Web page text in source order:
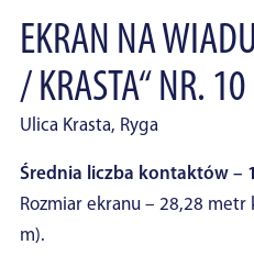
EKRAN NA
/ KRASTA“ NR. 10
Ulica Krasta, Ryga
Średnia liczba kontaktów –
Rozmiar ekranu – 28,28
m).